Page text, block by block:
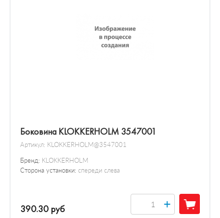
Боковина KLOKKERHOLM 3547001
Артикул: KLOKKERHOLM@3547001
Бренд: KLOKKERHOLM
Сторона установки: спереди слева
390.30 руб +